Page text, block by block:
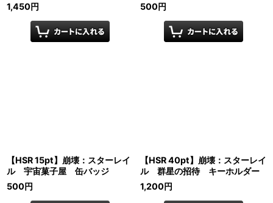
1,450円
500円
【HSR 15pt】崩壊：スターレイ
ル 宇宙菓子屋 缶バッジ
500円
【HSR 40pt】崩壊：スターレイ
ル 群星の招待 キーホルダー
1,200円